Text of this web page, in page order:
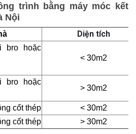
trình bằng máy móc kết
Nội
Diện tích
bro hoặc
< 30m2
bro hoặc
> 30m2
cốt thép < 30m2
cốt thép > 30m2